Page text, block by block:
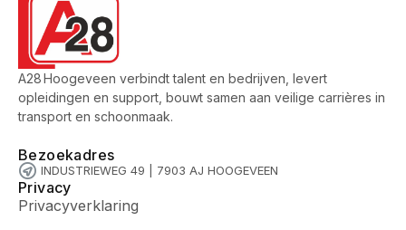
A28 Hoogeveen verbindt talent en bedrijven, levert
opleidingen en support, bouwt samen aan veilige carrières in
transport en schoonmaak.
Bezoekadres
INDUSTRIEWEG 49 | 7903 AJ HOOGEVEEN
Privacy
Privacyverklaring